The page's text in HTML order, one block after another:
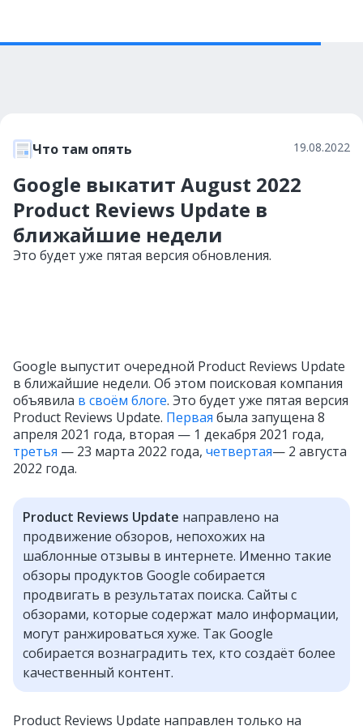
Что там опять 19.08.2022
Google выкатит August 2022
Product Reviews Update в
ближайшие недели
Это будет уже пятая версия обновления.
Google выпустит очередной Product Reviews Update
в ближайшие недели. Об этом поисковая компания
объявила в своём блоге. Это будет уже пятая версия
Product Reviews Update. Первая была запущена 8
апреля 2021 года, вторая — 1 декабря 2021 года,
третья — 23 марта 2022 года, четвертая— 2 августа
2022 года.
Product Reviews Update направлено на
продвижение обзоров, непохожих на
шаблонные отзывы в интернете. Именно такие
обзоры продуктов Google собирается
продвигать в результатах поиска. Сайты с
обзорами, которые содержат мало информации,
могут ранжироваться хуже. Так Google
собирается вознаградить тех, кто создаёт более
качественный контент.
Product Reviews Update направлен только на